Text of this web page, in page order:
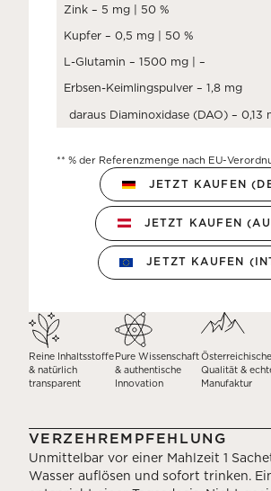
Zink – 5 mg | 50 %
Kupfer – 0,5 mg | 50 %
L-Glutamin – 1500 mg | –
Erbsen-Keimlingspulver – 1,8 mg
daraus Diaminoxidase (DAO) – 0,13
** % der Referenzmenge nach EU-
JETZT KAUFEN
JETZT KAUFEN
JETZT KAUFEN
Reine Inhaltsstoffe
& natürlich
transparent
Pure Wissenschaft
& authentische
Innovation
Österreichische
Qualität &
Manufaktur
VERZEHREMPFEHLUNG
Unmittelbar vor einer Mahlzeit 1
Wasser auflösen und sofort trinken.